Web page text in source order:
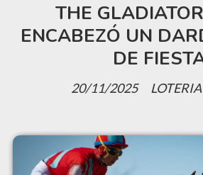
THE
ENCABEZÓ UN
DE
20/11/2025